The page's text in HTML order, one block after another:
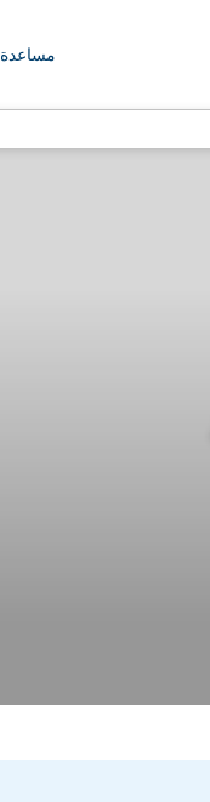
مساعدة